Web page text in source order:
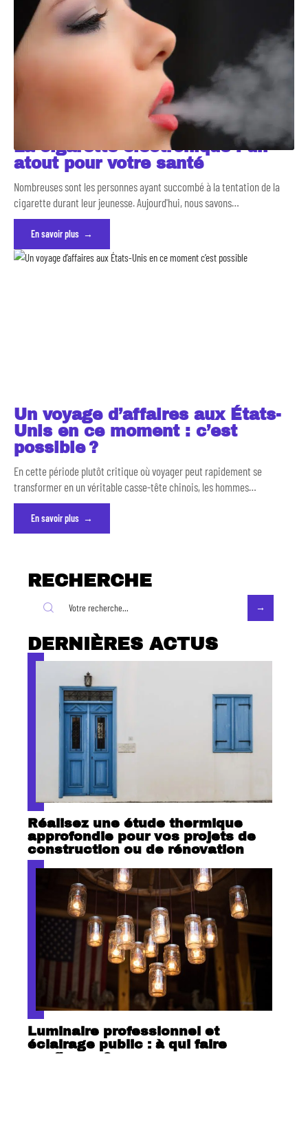
La cigarette électronique : un
atout pour votre santé
Nombreuses sont les personnes ayant succombé à la tentation de la
cigarette durant leur jeunesse. Aujourd'hui, nous savons…
En savoir plus
Un voyage d’affaires aux États-
Unis en ce moment : c’est
possible ?
En cette période plutôt critique où voyager peut rapidement se
transformer en un véritable casse-tête chinois, les hommes…
En savoir plus
RECHERCHE
DERNIÈRES ACTUS
Réalisez une étude thermique
approfondie pour vos projets de
construction ou de rénovation
Luminaire professionnel et
éclairage public : à qui faire
confiance ?